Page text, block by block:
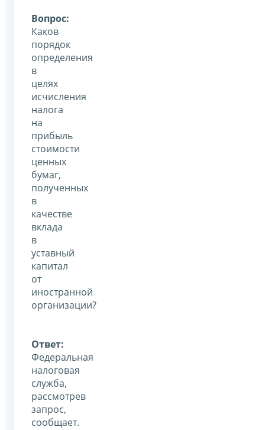
Вопрос:
Каков
порядок
определения
в
целях
исчисления
налога
на
прибыль
стоимости
ценных
бумаг,
полученных
в
качестве
вклада
в
уставный
капитал
от
иностранной
организации?
Ответ:
Федеральная
налоговая
служба,
рассмотрев
запрос,
сообщает.